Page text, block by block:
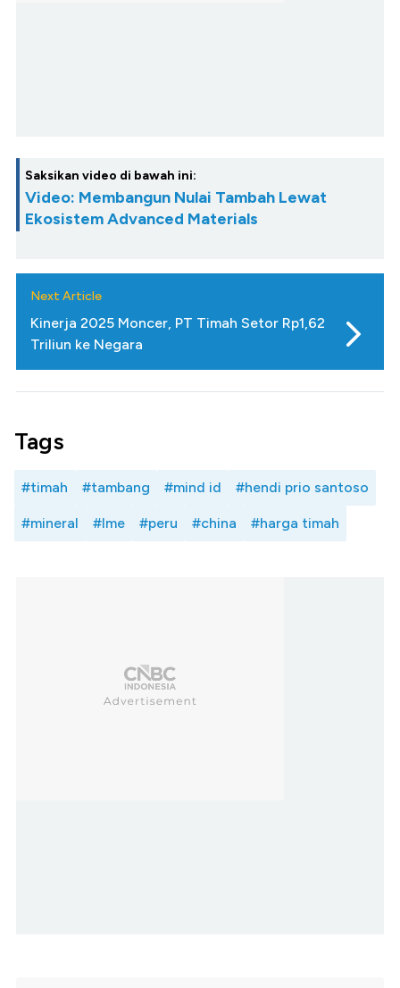
Saksikan video di bawah ini:
Video: Membangun Nulai Tambah Lewat
Ekosistem Advanced Materials
Next Article
Kinerja 2025 Moncer, PT Timah Setor Rp1,62
Triliun ke Negara
Tags
#timah #tambang #mind id #hendi prio santoso
#mineral #lme #peru #china #harga timah